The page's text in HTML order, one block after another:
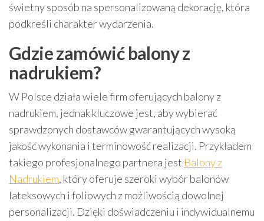
świetny sposób na spersonalizowaną dekorację, która
podkreśli charakter wydarzenia.
Gdzie zamówić balony z
nadrukiem?
W Polsce działa wiele firm oferujących balony z
nadrukiem, jednak kluczowe jest, aby wybierać
sprawdzonych dostawców gwarantujących wysoką
jakość wykonania i terminowość realizacji. Przykładem
takiego profesjonalnego partnera jest Balony z
Nadrukiem, który oferuje szeroki wybór balonów
lateksowych i foliowych z możliwością dowolnej
personalizacji. Dzięki doświadczeniu i indywidualnemu